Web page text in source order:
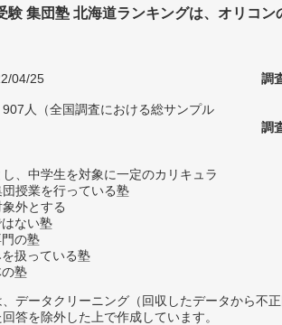
験 集団塾 北海道ランキングは、オリコ
04/25
907人（全国調査における総サンプル
、中学生を対象に一定のカリキュラ
授業を行っている塾
外とする
ない塾
の塾
扱っている塾
塾
調
調
データクリーニング（回収したデータから不正
答を除外した上で作成しています。